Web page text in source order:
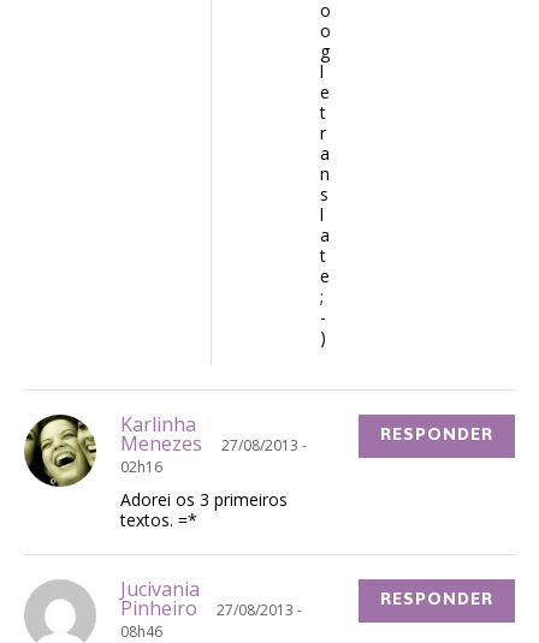
o
o
g
l
e
t
r
a
n
s
l
a
t
e
;
-
)
Karlinha
Menezes
27/08/2013 -
02h16
Adorei os 3 primeiros
textos. =*
RESPONDER
Jucivania
Pinheiro
27/08/2013 -
08h46
RESPONDER